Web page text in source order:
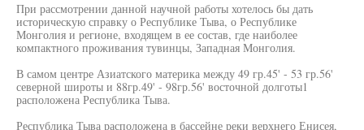
При рассмотрении данной научной работы хотелось бы дать
историческую справку о Республике Тыва, о Республике
Монголия и регионе, входящем в ее состав, где наиболее
компактного проживания тувинцы, Западная Монголия.
В самом центре Азиатского материка между 49 гр.45' - 53 гр.56'
северной широты и 88гр.49' - 98гр.56' восточной долготы1
расположена Республика Тыва.
Республика Тыва расположена в бассейне реки верхнего Енисея,